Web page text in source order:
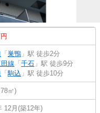
「 巣鴨 」駅 徒歩2分
線 「 千石 」駅 徒歩9分
「駒込 」駅 徒歩10分
㎡)
12月(築12年)